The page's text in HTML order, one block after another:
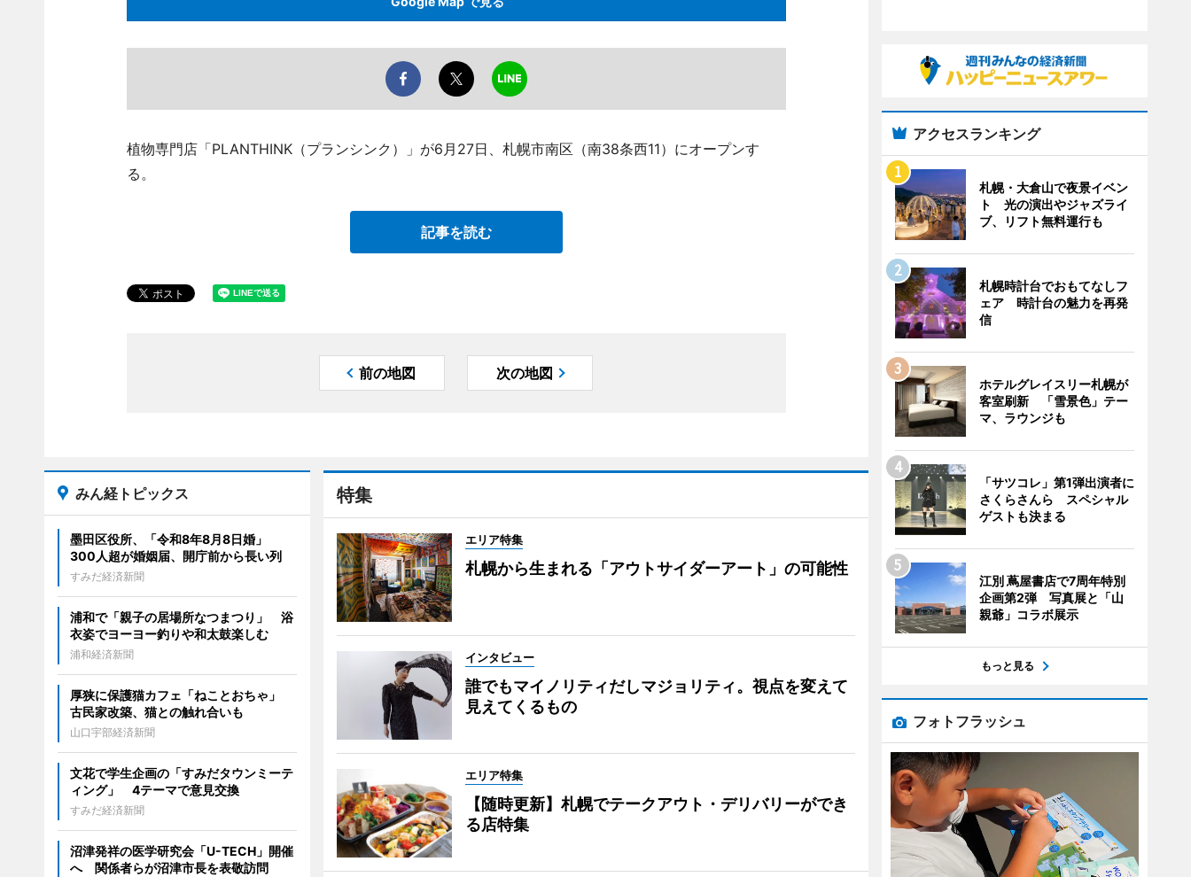
植物専門店「PLANTHINK（プランシンク）」が6月27日、札幌市南区（南38条西11）にオープンす
る。
記事を読む
前の地図 次の地図
特集
エリア特集
札幌から生まれる「アウトサイダーアート」の可能性
インタビュー
誰でもマイノリティだしマジョリティ。視点を変えて
見えてくるもの
エリア特集
【随時更新】札幌でテークアウト・デリバリーができ
る店特集
みん経トピックス
墨田区役所、「令和8年8月8日婚」
300人超が婚姻届、開庁前から長い列
すみだ経済新聞
浦和で「親子の居場所なつまつり」 浴
衣姿でヨーヨー釣りや和太鼓楽しむ
浦和経済新聞
厚狭に保護猫カフェ「ねことおちゃ」
古民家改築、猫との触れ合いも
山口宇部経済新聞
文花で学生企画の「すみだタウンミーテ
ィング」 4テーマで意見交換
すみだ経済新聞
沼津発祥の医学研究会「U-TECH」開催
へ 関係者らが沼津市長を表敬訪問
アクセスランキング
札幌・大倉山で夜景イベン
ト 光の演出やジャズライ
ブ、リフト無料運行も
札幌時計台でおもてなしフ
ェア 時計台の魅力を再発
信
ホテルグレイスリー札幌が
客室刷新 「雪景色」テー
マ、ラウンジも
「サツコレ」第1弾出演者に
さくらさんら スペシャル
ゲストも決まる
江別 蔦屋書店で7周年特別
企画第2弾 写真展と「山
親爺」コラボ展示
もっと見る
フォトフラッシュ